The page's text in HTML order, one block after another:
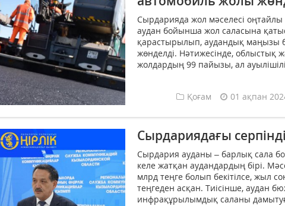
Сырдарияда жол мәселесі
аудан бойынша жол саласына
қарастырылып, аудандық маңызы
жөнделді. Нәтижесінде, облыстық
жолдардың 99 пайызы, ал
Қоғам 01 ақпан
Сырдариядағы серпінді
Сырдария ауданы – барлық сала
келе жатқан аудандардың бірі.
млрд теңге болып бекітілсе, жыл
теңгеден асқан. Тиісінше, аудан
инфрақұрылымдық саланы